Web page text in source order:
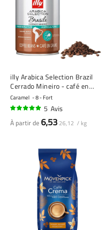
illy Arabica Selection Brazil
Cerrado Mineiro - café en
grains - 250 grammes
Caramel 8 - Fort
5 Avis
À partir de 6,53 26,12 / kg